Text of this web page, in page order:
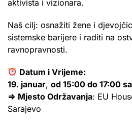
aktivista i vizionara.
Naš cilj: osnažiti žene i
sistemske barijere i raditi na
ravnopravnosti.
Datum i Vrijeme:
19. januar, od 15:00 do 17:00
⇒ Mjesto Održavanja: EU
Sarajevo